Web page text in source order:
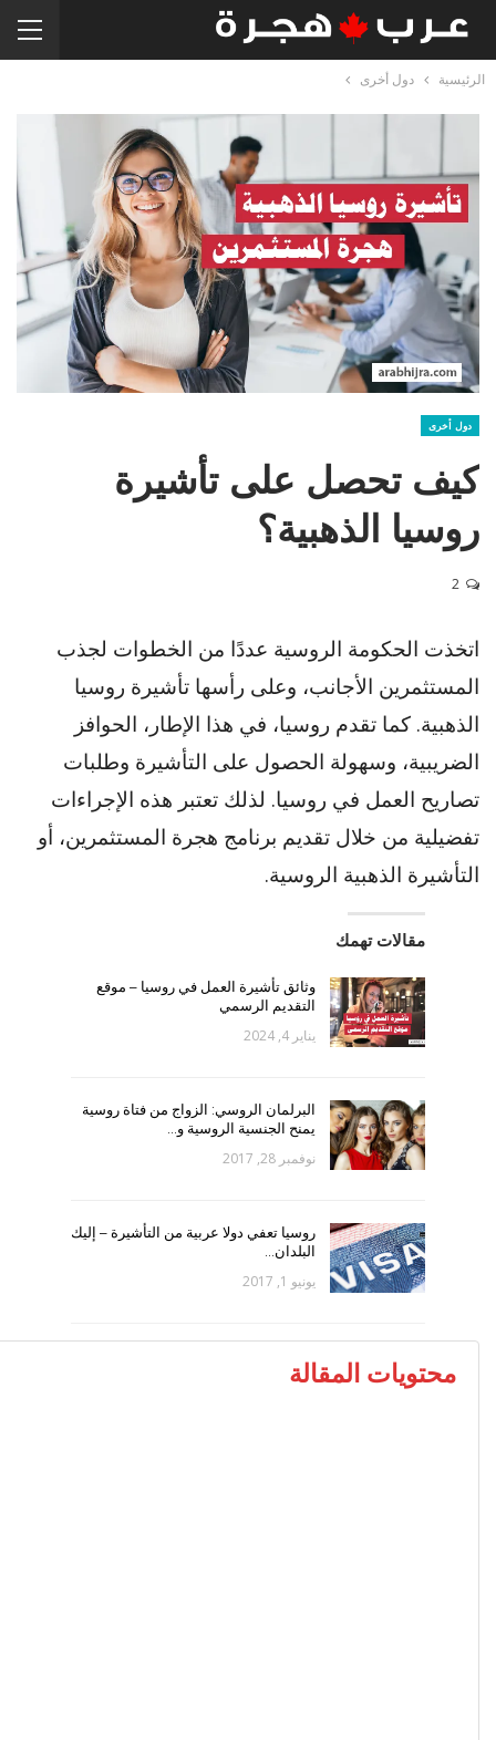
الرئيسية دول أخرى
دول أخرى
كيف تحصل على تأشيرة
روسيا الذهبية؟
اتخذت الحكومة الروسية عددًا من الخطوات لجذب
المستثمرين الأجانب، وعلى رأسها تأشيرة روسيا
الذهبية. كما تقدم روسيا، في هذا الإطار، الحوافز
الضريبية، وسهولة الحصول على التأشيرة وطلبات
تصاريح العمل في روسيا. لذلك تعتبر هذه الإجراءات
تفضيلية من خلال تقديم برنامج هجرة المستثمرين، أو
التأشيرة الذهبية الروسية.
مقالات تهمك
وثائق تأشيرة العمل في روسيا – موقع
التقديم الرسمي
يناير 4, 2024
البرلمان الروسي: الزواج من فتاة روسية
يمنح الجنسية الروسية و…
نوفمبر 28, 2017
روسيا تعفي دولا عربية من التأشيرة – إليك
البلدان…
يونيو 1, 2017
محتويات المقالة